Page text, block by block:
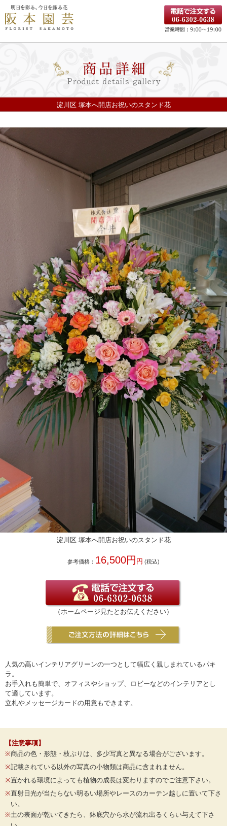
淀川区 塚本へ開店お祝いのスタンド花
淀川区 塚本へ開店お祝いのスタンド花
参考価格： 16,500円 円 (税込)
（ホームページ見たとお伝えください）
人気の高いインテリアグリーンの一つとして幅広く親しまれているパキ
ラ。
お手入れも簡単で、オフィスやショップ、ロビーなどのインテリアとし
て適しています。
立札やメッセージカードの用意もできます。
【注意事項】
※商品の色・形態・枝ぶりは、多少写真と異なる場合がございます。
※記載されている以外の写真の小物類は商品に含まれません。
※置かれる環境によっても植物の成長は変わりますのでご注意下さい。
※直射日光が当たらない明るい場所やレースのカーテン越しに置いて下さ
い。
※土の表面が乾いてきたら、鉢底穴から水が流れ出るくらい与えて下さ